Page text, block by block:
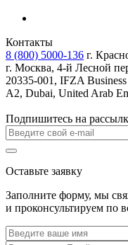
Контакты
8 (800) 5000-136 г.
г. Москва, 4-й Лесной
20335-001, IFZA
A2, Dubai, United Arab
Подпишитесь на
Оставьте заявку
Заполните форму, мы
и проконсультируем по